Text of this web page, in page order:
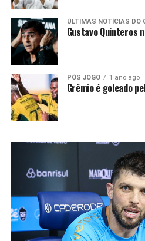
ÚLTIMAS NOTÍCIAS DO
Gustavo Quinteros
PÓS JOGO 1 ano ago
Grêmio é goleado